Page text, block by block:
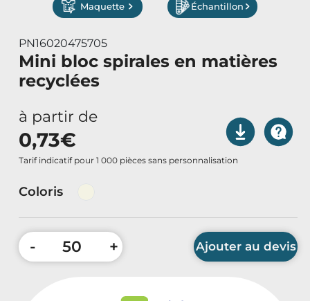
Art de la Table
Art de Vivre à la Française
Plantes et Graines
Bien être & Sécurité
Sports, loisirs & jouets
Accessoires Auto & Vélo
PLV & Mobiliers Pub
Maquette Échantillon
PN16020475705
Mini bloc spirales en matières
recyclées
à partir de
0,73€
Tarif indicatif pour 1 000 pièces sans personnalisation
Coloris
- + Ajouter au devis